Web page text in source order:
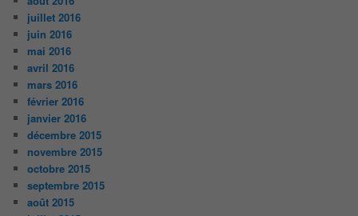
juillet 2016
juin 2016
mai 2016
avril 2016
mars 2016
février 2016
janvier 2016
décembre 2015
novembre 2015
octobre 2015
septembre 2015
août 2015